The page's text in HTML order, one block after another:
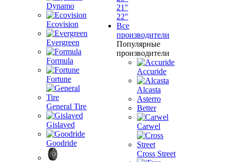
Dynamo
Ecovision
Evergreen
Formula
Fortune
General Tire
Gislaved
Goodride
21"
22"
Все
производители
Популярные
производители
Accuride
Alcasta
Asterro
Better
Carwel
Cross Street